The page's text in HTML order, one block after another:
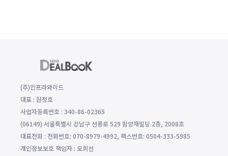
(주)인프라와이드
대표 : 원정호
사업자등록번호 : 340-86-02365
(06149) 서울특별시 강남구 선릉로 529 함양재빌딩 2층, 2008호
대표전화 : 전화번호: 070-8979-4992, 팩스번호: 0504-333-5985
개인정보보호 책임자 : 모희선